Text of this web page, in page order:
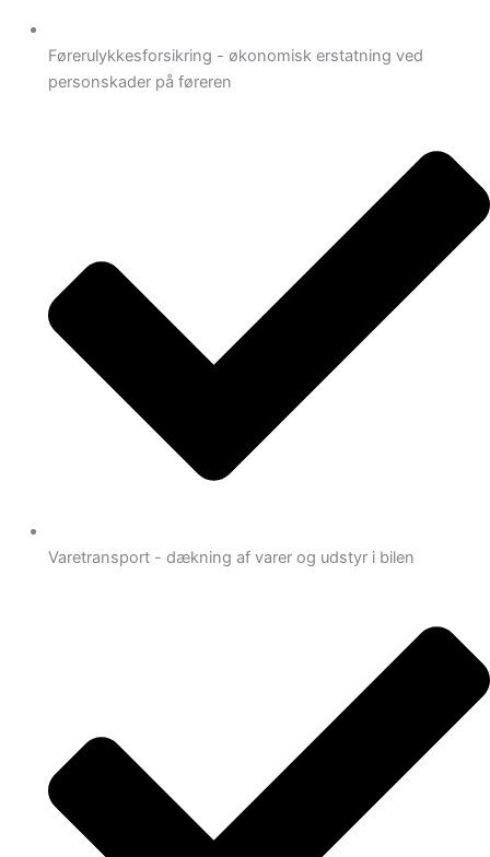
Førerulykkesforsikring - økonomisk erstatning ved
personskader på føreren
Varetransport - dækning af varer og udstyr i bilen